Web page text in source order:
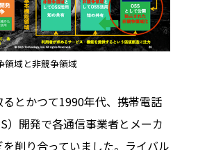
領域と非競争領域
とかつて1990年代、携帯電話
）開発で各通信事業者とメーカ
削り合っていました。ライバル